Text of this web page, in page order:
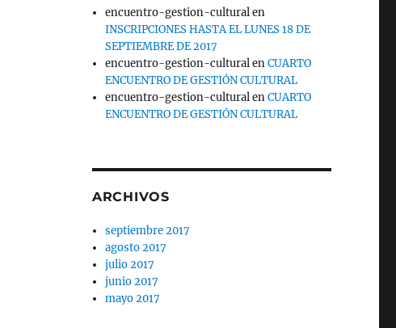
encuentro-gestion-culturalen
INSCRIPCIONES HASTA EL LUNES 18 DE
SEPTIEMBRE DE 2017
encuentro-gestion-culturalenCUARTO
ENCUENTRO DE GESTIÓN CULTURAL
encuentro-gestion-culturalenCUARTO
ENCUENTRO DE GESTIÓN CULTURAL
ARCHIVOS
septiembre 2017
agosto 2017
julio 2017
junio 2017
mayo 2017